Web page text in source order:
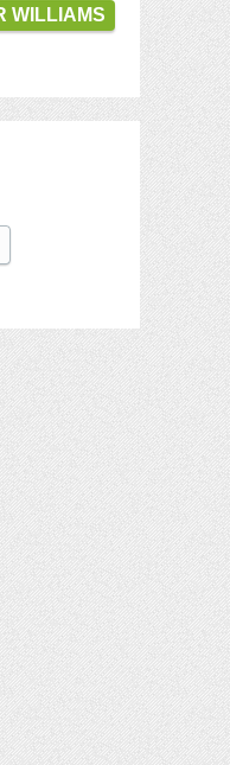
WILLIAMS